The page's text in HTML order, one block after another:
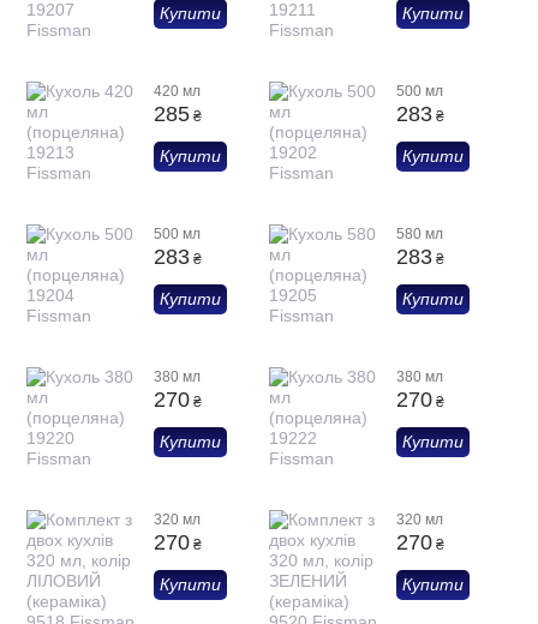
Купити Купити
420 мл
285 ₴
Купити
500 мл
283 ₴
Купити
500 мл
283 ₴
Купити
580 мл
283 ₴
Купити
380 мл
270 ₴
Купити
380 мл
270 ₴
Купити
320 мл
270 ₴
Купити
320 мл
270 ₴
Купити